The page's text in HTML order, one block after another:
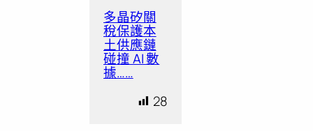
多晶矽關
稅保護本
土供應鏈
碰撞 AI 數
據……
28